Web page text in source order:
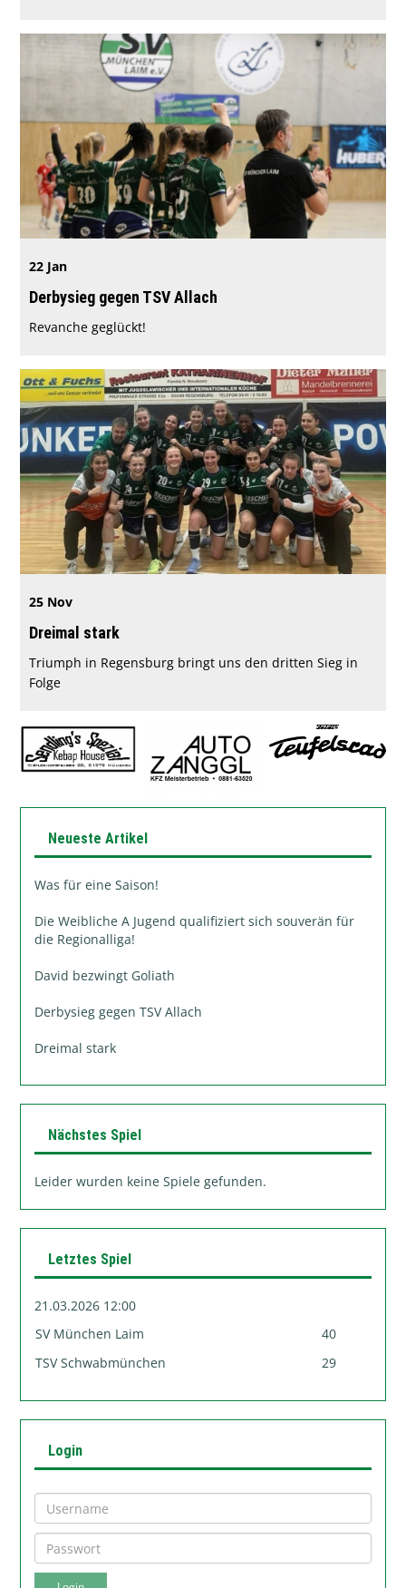
22 Jan
Derbysieg gegen TSV Allach
Revanche geglückt!
25 Nov
Dreimal stark
Triumph in Regensburg bringt uns den dritten Sieg in
Folge
Neueste Artikel
Was für eine Saison!
Die Weibliche A Jugend qualifiziert sich souverän für
die Regionalliga!
David bezwingt Goliath
Derbysieg gegen TSV Allach
Dreimal stark
Nächstes Spiel
Leider wurden keine Spiele gefunden.
Letztes Spiel
21.03.2026 12:00
SV München Laim
40
TSV Schwabmünchen
29
Login